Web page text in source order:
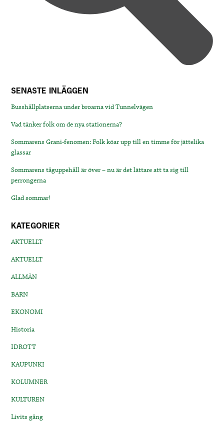
SENASTE INLÄGGEN
Busshållplatserna under broarna vid Tunnelvägen
Vad tänker folk om de nya stationerna?
Sommarens Grani-fenomen: Folk köar upp till en timme för jättelika
glassar
Sommarens tåguppehåll är över – nu är det lättare att ta sig till
perrongerna
Glad sommar!
KATEGORIER
AKTUELLT
AKTUELLT
ALLMÄN
BARN
EKONOMI
Historia
IDROTT
KAUPUNKI
KOLUMNER
KULTUREN
Livits gång